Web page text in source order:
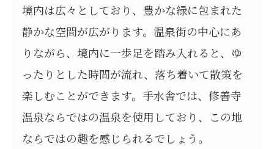
境内は広々としており、豊かな緑に包まれた
静かな空間が広がります。温泉街の中心にあ
りながら、境内に一歩足を踏み入れると、ゆ
ったりとした時間が流れ、落ち着いて散策を
楽しむことができます。手水舎では、修善寺
温泉ならではの温泉を使用しており、この地
ならではの趣を感じられるでしょう。